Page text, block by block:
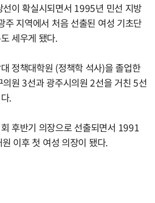
선이 확실시되면서 1995년 민선 지방
주 지역에서 처음 선출된 여성 기초단
세우게 됐다.
정책대학원 (정책학 석사)을 졸업한
의원 3선과 광주시의원 2선을 거친 5선
.
후반기 의장으로 선출되면서 1991
이후 첫 여성 의장이 됐다.